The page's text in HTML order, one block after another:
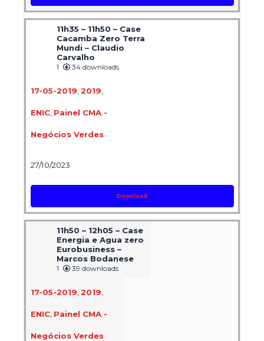
11h35 – 11h50 – Case
Cacamba Zero Terra
Mundi – Claudio
Carvalho
1 34 downloads
17-05-2019 2019
ENIC, Painel CMA -
Negócios Verdes
27/10/2023
Download
11h50 – 12h05 – Case
Energia e Agua zero
Eurobusiness –
Marcos Bodanese
1 39 downloads
17-05-2019 2019
ENIC, Painel CMA -
Negócios Verdes